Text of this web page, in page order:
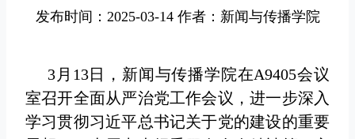
发布时间：2025-03-14 作者：新闻与传播学院
3月13日，新闻与传播学院在A9405会议
室召开全面从严治党工作会议，进一步深入
学习贯彻习近平总书记关于党的建设的重要